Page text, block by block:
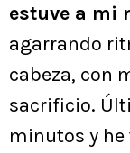
estuve a mi
agarrando
cabeza, con
sacrificio.
minutos y